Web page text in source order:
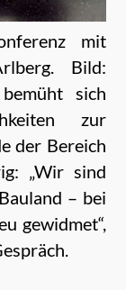
mit
Bild:
sich
zur
der Bereich
„Wir sind
– bei
gewidmet“,